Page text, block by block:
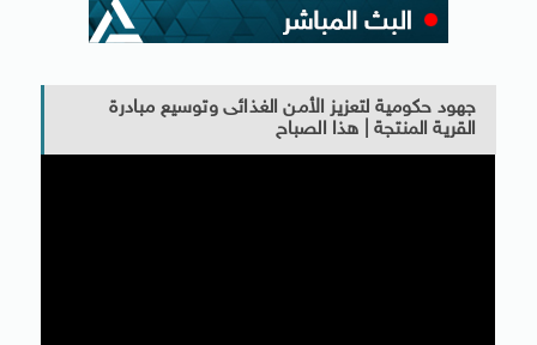
جهود حكومية لتعزيز الأمن الغذائى وتوسيع مبادرة
القرية المنتجة | هذا الصباح